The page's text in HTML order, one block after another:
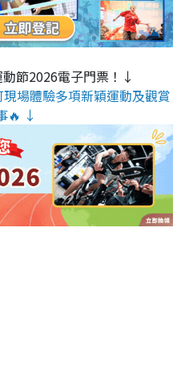
節2026電子門票！↓
場體驗多項新穎運動及觀賞
🔥 ↓